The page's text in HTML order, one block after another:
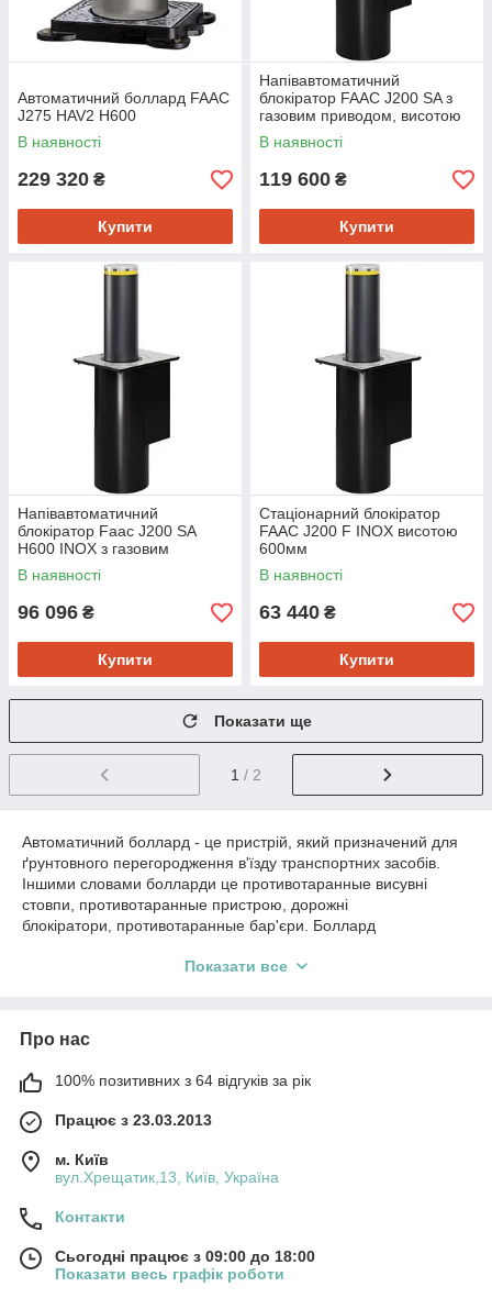
Автоматичний боллард FAAC
J275 HAV2 H600
В наявності
229 320 ₴
Купити
Напівавтоматичний
блокіратор FAAC J200 SA з
газовим приводом, висотою
600мм
В наявності
119 600 ₴
Купити
Напівавтоматичний
блокіратор Faac J200 SA
H600 INOX з газовим
приводом, висотою 600мм
В наявності
96 096 ₴
Купити
Стаціонарний блокіратор
FAAC J200 F INOX висотою
600мм
В наявності
63 440 ₴
Купити
Показати ще
1 / 2
Автоматичний боллард - це пристрій, який призначений для
ґрунтовного перегородження в'їзду транспортних засобів.
Іншими словами болларди це противотаранные висувні
стовпи, противотаранные пристрою, дорожні
блокіратори, противотаранные бар'єри. Боллард
пульта дистанційного керування перешкоджає проїзду за
швидкістю відкривання/закривання, розширеним діапазоном
запобігає обледеніння), а можливість підключення аксесуарів
Показати все
Про нас
100% позитивних з 64 відгуків за рік
Працює з 23.03.2013
м. Київ
вул.Хрещатик,13, Київ, Україна
Контакти
Сьогодні працює з 09:00 до 18:00
Показати весь графік роботи